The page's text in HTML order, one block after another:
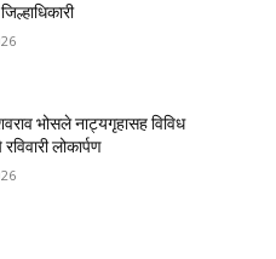
भोसले नाट्यगृहासह विविध
लोकार्पण